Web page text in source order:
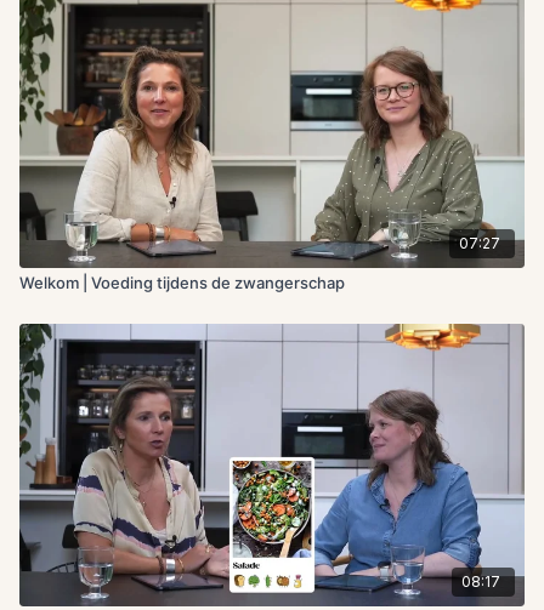
07:27
Welkom | Voeding tijdens de zwangerschap
08:17